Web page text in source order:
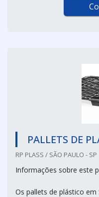
PALLETS DE
RP PLASS / SÃO PAULO - SP
Informações sobre este
Os pallets de plástico